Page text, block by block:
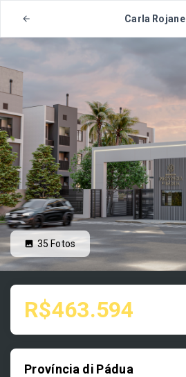
Carla Rojane
35 Fotos
R$463.594
Província di Pádua